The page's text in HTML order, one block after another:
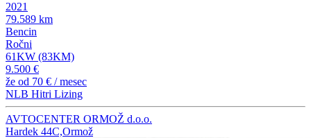
2021
79.589 km
Bencin
Ročni
61KW (83KM)
9.500 €
že od 70 € / mesec
NLB Hitri Lizing
AVTOCENTER ORMOŽ d.o.o.
Hardek 44C,Ormož